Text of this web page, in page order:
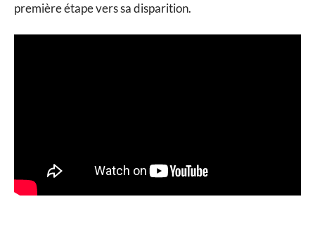
première étape vers sa disparition.